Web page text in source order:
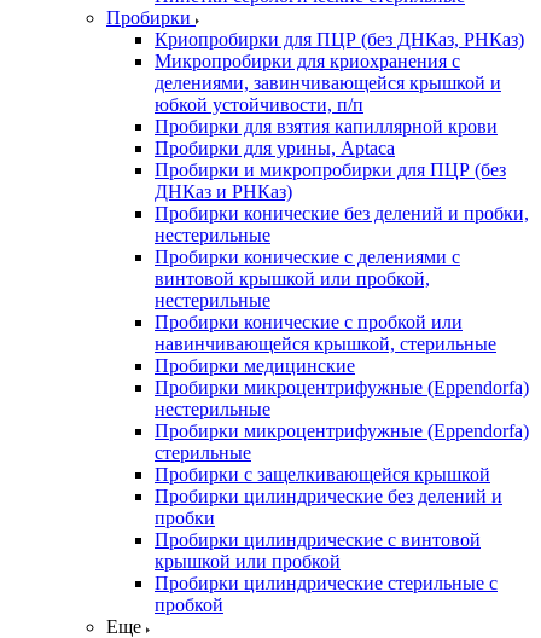
Пробирки
Криопробирки для ПЦР (без ДНКаз, РНКаз)
Микропробирки для криохранения с
делениями, завинчивающейся крышкой и
юбкой устойчивости, п/п
Пробирки для взятия капиллярной крови
Пробирки для урины, Aptaca
Пробирки и микропробирки для ПЦР (без
ДНКаз и РНКаз)
Пробирки конические без делений и пробки,
нестерильные
Пробирки конические с делениями с
винтовой крышкой или пробкой,
нестерильные
Пробирки конические с пробкой или
навинчивающейся крышкой, стерильные
Пробирки медицинские
Пробирки микроцентрифужные (Eppendorfа)
нестерильные
Пробирки микроцентрифужные (Eppendorfа)
стерильные
Пробирки с защелкивающейся крышкой
Пробирки цилиндрические без делений и
пробки
Пробирки цилиндрические с винтовой
крышкой или пробкой
Пробирки цилиндрические стерильные с
пробкой
Еще